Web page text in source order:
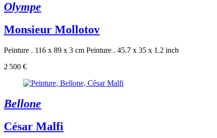
Olympe
Monsieur Mollotov
Peinture . 116 x 89 x 3 cm Peinture . 45.7 x 35 x 1.2 inch
2 500 €
Bellone
César Malfi